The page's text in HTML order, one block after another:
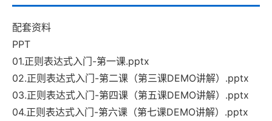
配套资料
PPT
01.正则表达式入门-第一课.pptx
02.正则表达式入门-第二课（第三课DEMO讲解）.pptx
03.正则表达式入门-第四课（第五课DEMO讲解）.pptx
04.正则表达式入门-第六课（第七课DEMO讲解）.pptx